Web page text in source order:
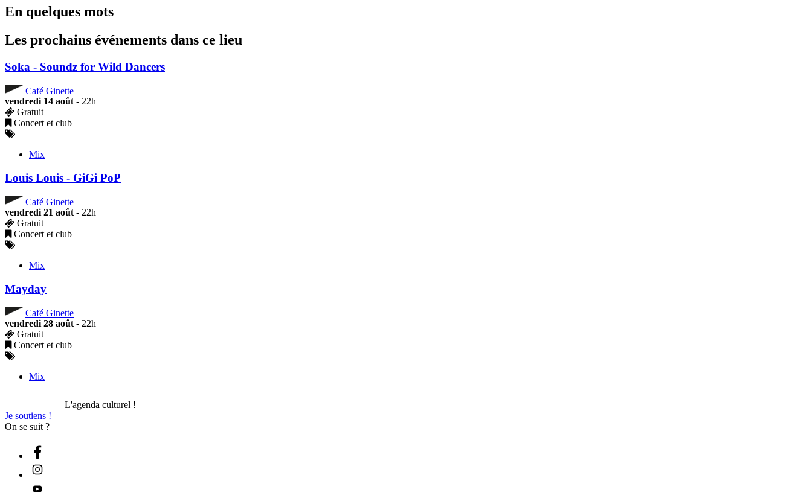
En quelques mots
Les prochains événements dans ce lieu
Soka - Soundz for Wild Dancers
Café Ginette
vendredi 14 août- 22h
Gratuit
Concert et club
Mix
Louis Louis - GiGi PoP
Café Ginette
vendredi 21 août- 22h
Gratuit
Concert et club
Mix
Mayday
Café Ginette
vendredi 28 août- 22h
Gratuit
Concert et club
Mix
L'agenda culturel !
Je soutiens !
On se suit ?